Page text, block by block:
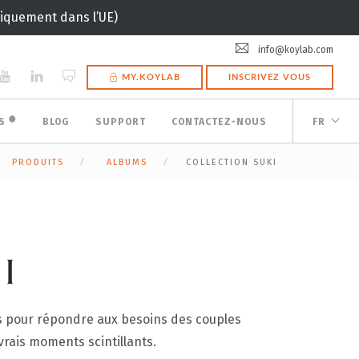
dans l’UE)
info@koylab.com
MY.KOYLAB INSCRIVEZ VOUS
🟠 BLOG SUPPORT CONTACTEZ-NOUS FR
PRODUITS ALBUMS COLLECTION SUKI
répondre aux besoins des couples
moments scintillants.